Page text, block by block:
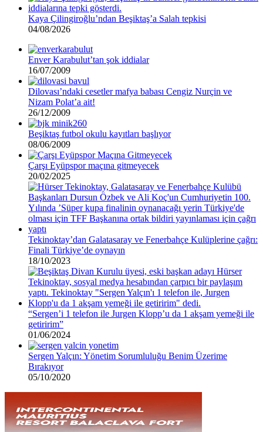
Kaya Çilingiroğlu’ndan Beşiktaş’a Salah tepkisi
04/08/2026
Enver Karabulut’tan şok iddialar
16/07/2009
Dilovası’ndaki cesetler mafya babası Cengiz Nurçin ve
Nizam Polat’a ait!
26/12/2009
Beşiktaş futbol okulu kayıtları başlıyor
08/06/2009
Çarşı Eyüpspor maçına gitmeyecek
20/02/2025
Tekinoktay’dan Galatasaray ve Fenerbahçe Kulüplerine çağrı:
Finali Türkiye’de oynayın
18/10/2023
“Sergen’i 1 telefon ile Jurgen Klopp’u da 1 akşam yemeği ile
getiririm”
01/06/2024
Sergen Yalçın: Yönetim Sorumluluğu Benim Üzerime
Bırakıyor
05/10/2020